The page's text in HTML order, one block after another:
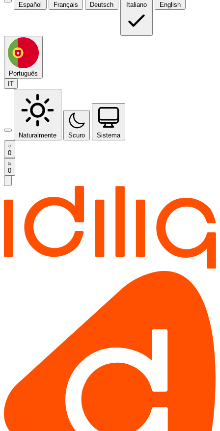
Español Français Deutsch Italiano English
Português
IT
Naturalmente Scuro Sistema
0
0